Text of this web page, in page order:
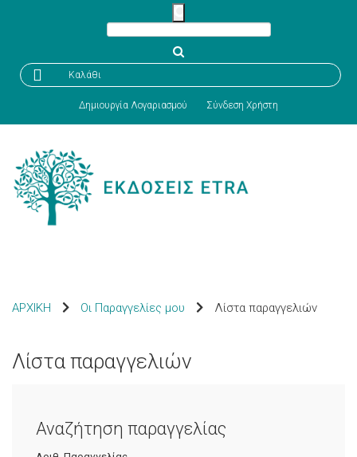
 Καλάθι
Δημιουργία Λογαριασμού Σύνδεση Χρήστη
ΑΡΧΙΚΗ Οι Παραγγελίες μου Λίστα παραγγελιών
Λίστα παραγγελιών
Αναζήτηση παραγγελίας